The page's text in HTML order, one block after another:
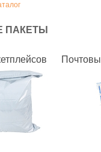
ПАКЕТЫ